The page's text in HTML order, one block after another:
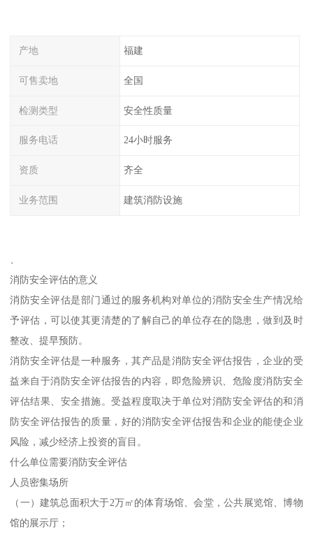
产地 福建
可售卖地 全国
检测类型 安全性质量
服务电话 24小时服务
资质 齐全
业务范围 建筑消防设施
消防安全评估的意义
消防安全评估是部门通过的服务机构对单位的消防安全生产情况给
予评估，可以使其更清楚的了解自己的单位存在的隐患，做到及时
整改、提早预防。
消防安全评估是一种服务，其产品是消防安全评估报告，企业的受
益来自于消防安全评估报告的内容，即危险辨识、危险度消防安全
评估结果、安全措施。受益程度取决于单位对消防安全评估的和消
防安全评估报告的质量，好的消防安全评估报告和企业的能使企业
风险，减少经济上投资的盲目。
什么单位需要消防安全评估
人员密集场所
（一）建筑总面积大于2万㎡的体育场馆、会堂，公共展览馆、博物
馆的展示厅；